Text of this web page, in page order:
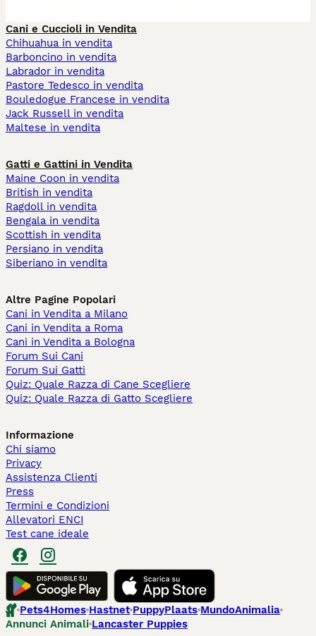
Cani e Cuccioli in Vendita
Chihuahua in vendita
Barboncino in vendita
Labrador in vendita
Pastore Tedesco in vendita
Bouledogue Francese in vendita
Jack Russell in vendita
Maltese in vendita
Gatti e Gattini in Vendita
Maine Coon in vendita
British in vendita
Ragdoll in vendita
Bengala in vendita
Scottish in vendita
Persiano in vendita
Siberiano in vendita
Altre Pagine Popolari
Cani in Vendita a Milano
Cani in Vendita a Roma
Cani in Vendita a Bologna
Forum Sui Cani
Forum Sui Gatti
Quiz: Quale Razza di Cane Scegliere
Quiz: Quale Razza di Gatto Scegliere
Informazione
Chi siamo
Privacy
Assistenza Clienti
Press
Termini e Condizioni
Allevatori ENCI
Test cane ideale
Pets4Homes Hastnet PuppyPlaats MundoAnimalia
Annunci Animali Lancaster Puppies